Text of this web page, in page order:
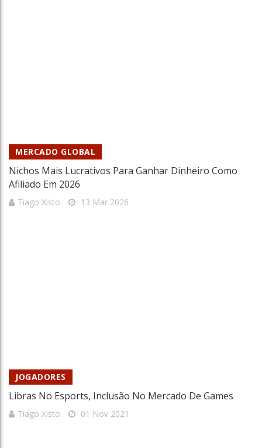
MERCADO GLOBAL
Nichos Mais Lucrativos Para Ganhar Dinheiro Como
Afiliado Em 2026
Tiago Xisto 13 Mar 2026
JOGADORES
Libras No Esports, Inclusão No Mercado De Games
Tiago Xisto 01 Nov 2021